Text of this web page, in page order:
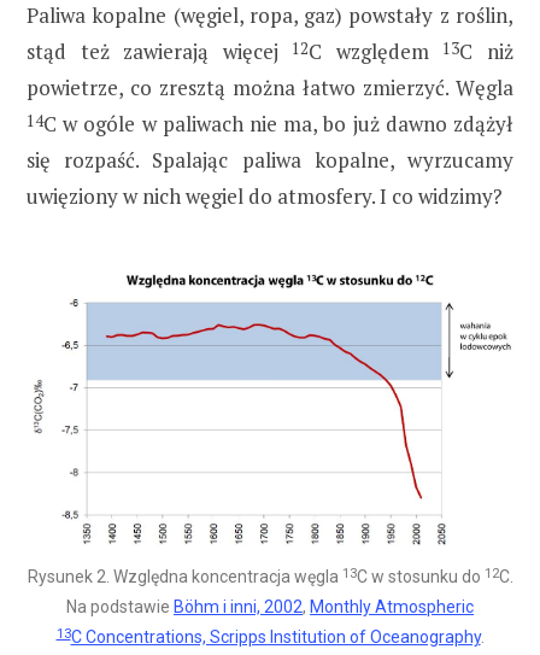
Paliwa kopalne (węgiel, ropa, gaz) powstały z roślin,
stąd też zawierają więcej
12C względem 13C niż
powietrze, co zresztą można łatwo zmierzyć. Węgla
14C w ogóle w paliwach nie ma, bo już dawno zdążył
się rozpaść. Spalając paliwa kopalne, wyrzucamy
uwięziony w nich węgiel do atmosfery. I co widzimy?
Rysunek 2. Względna koncentracja węgla 13C w stosunku do 12C.
Na podstawie Böhm i inni, 2002, Monthly Atmospheric
13C Concentrations, Scripps Institution of Oceanography.